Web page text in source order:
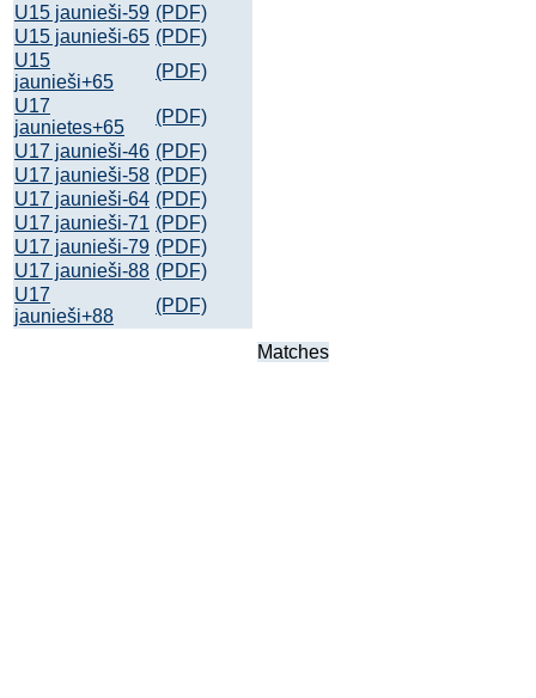
U15 jaunieši-59 (PDF)
U15 jaunieši-65 (PDF)
U15
jaunieši+65
(PDF)
U17
jaunietes+65
(PDF)
U17 jaunieši-46 (PDF)
U17 jaunieši-58 (PDF)
U17 jaunieši-64 (PDF)
U17 jaunieši-71 (PDF)
U17 jaunieši-79 (PDF)
U17 jaunieši-88 (PDF)
U17
jaunieši+88
(PDF)
Matches